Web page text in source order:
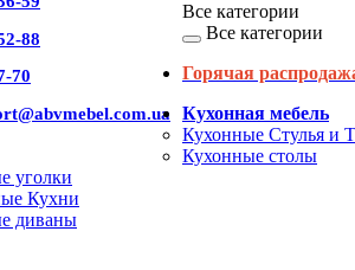
88
70
Все категории
Все категории
Горячая
Кухонная мебель
Кухонные Стулья и
Кухонные столы
уголки
Кухни
диваны